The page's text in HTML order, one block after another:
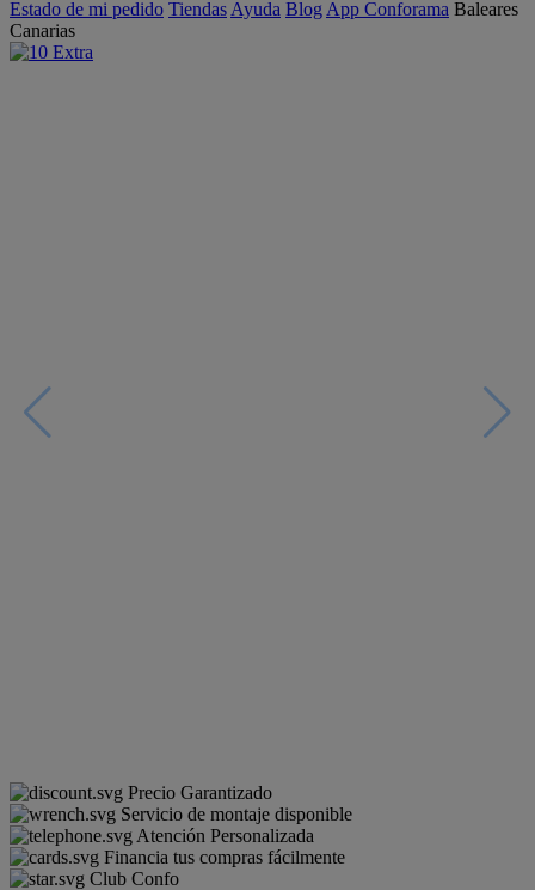
Estado de mi pedido Tiendas Ayuda Blog App Conforama Baleares
Canarias
Precio Garantizado
Servicio de montaje disponible
Atención Personalizada
Financia tus compras fácilmente
Club Confo